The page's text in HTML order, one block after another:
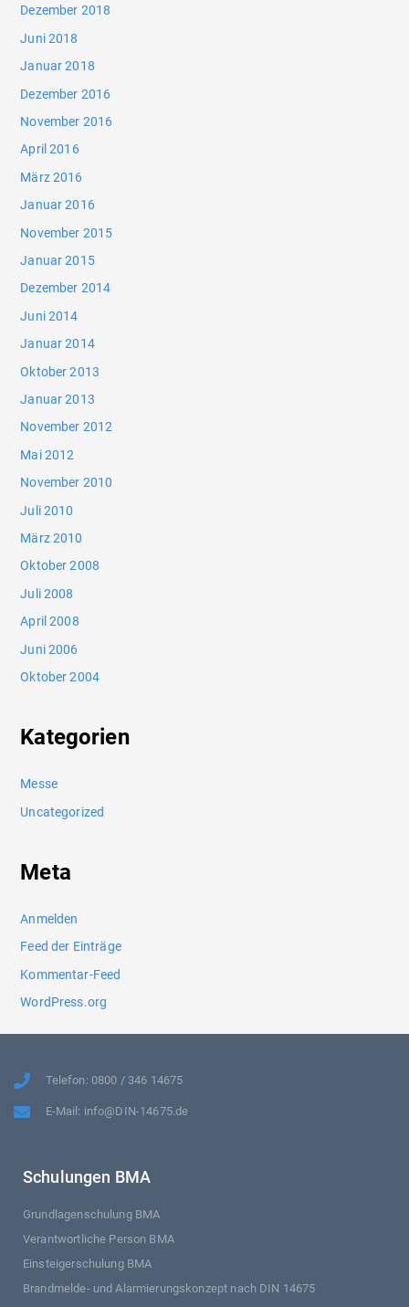
Dezember 2018
Juni 2018
Januar 2018
Dezember 2016
November 2016
April 2016
März 2016
Januar 2016
November 2015
Januar 2015
Dezember 2014
Juni 2014
Januar 2014
Oktober 2013
Januar 2013
November 2012
Mai 2012
November 2010
Juli 2010
März 2010
Oktober 2008
Juli 2008
April 2008
Juni 2006
Oktober 2004
Kategorien
Messe
Uncategorized
Meta
Anmelden
Feed der Einträge
Kommentar-Feed
WordPress.org
Telefon: 0800 / 346 14675
E-Mail: info@DIN-14675.de
Schulungen BMA
Grundlagenschulung BMA
Verantwortliche Person BMA
Einsteigerschulung BMA
Brandmelde- und Alarmierungskonzept nach DIN 14675